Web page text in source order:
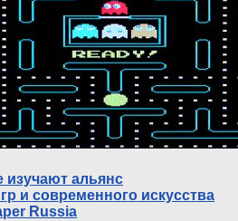
альянс
и современного искусства
Russia